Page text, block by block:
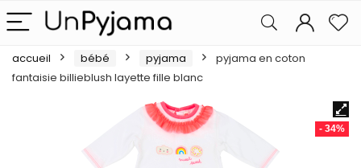
accueil bébé pyjama
pyjama en coton
fantaisie billieblush layette fille blanc
- 34%